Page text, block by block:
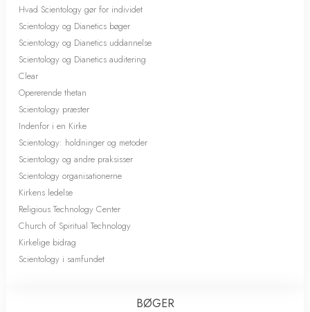
Hvad Scientology gør for individet
Scientology og Dianetics bøger
Scientology og Dianetics uddannelse
Scientology og Dianetics auditering
Clear
Opererende thetan
Scientology præster
Indenfor i en Kirke
Scientology: holdninger og metoder
Scientology og andre praksisser
Scientology organisationerne
Kirkens ledelse
Religious Technology Center
Church of Spiritual Technology
Kirkelige bidrag
Scientology i samfundet
BØGER